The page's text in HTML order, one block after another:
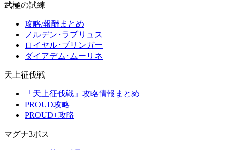
武極の試練
攻略/報酬まとめ
ノルデン･ラブリュス
ロイヤル･ブリンガー
ダイアデム･ムーリネ
天上征伐戦
「天上征伐戦」攻略情報まとめ
PROUD攻略
PROUD+攻略
マグナ3ボス